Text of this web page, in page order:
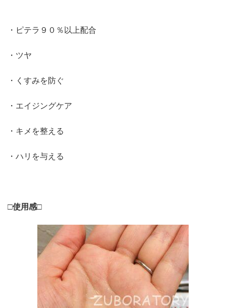
・ピテラ９０％以上配合
・ツヤ
・くすみを防ぐ
・エイジングケア
・キメを整える
・ハリを与える
□使用感□